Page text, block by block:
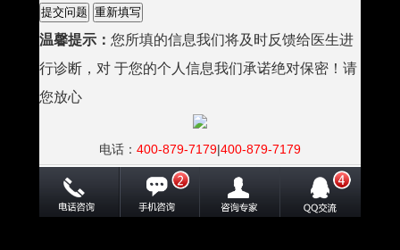
温馨提示： 您所填的信息我们将及时反馈给医生进
行诊断，对 于您的个人信息我们承诺绝对保密！请
您放心
电话： 400-879-7179|400-879-7179
地址：南宁市秀厢大道东段10号（市交警一大队正对面）